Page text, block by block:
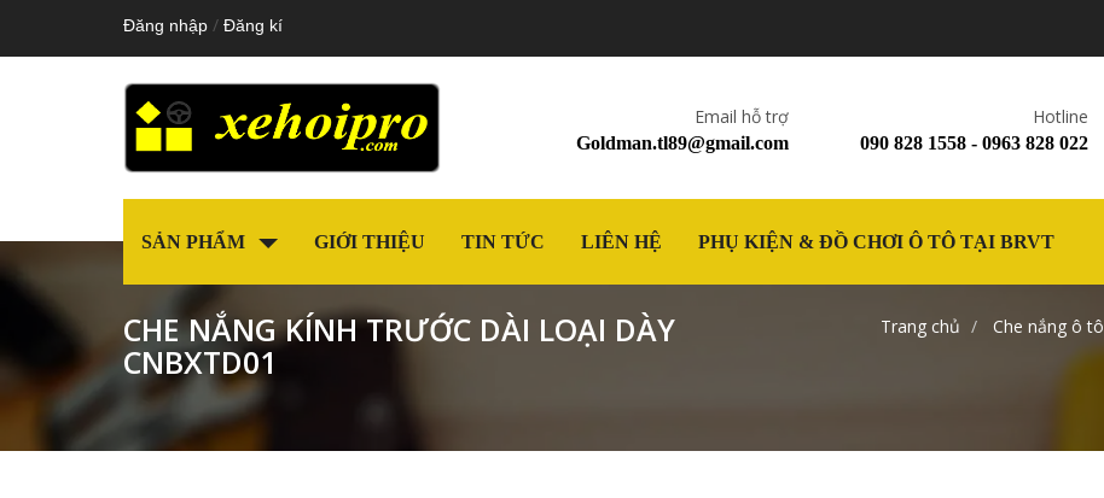
Đăng nhập / Đăng kí
Email hỗ trợ
Goldman.tl89@gmail.com
Hotline
090 828 1558 - 0963 828 022
SẢN PHẨM GIỚI THIỆU TIN TỨC LIÊN HỆ PHỤ KIỆN & ĐỒ CHƠI Ô TÔ TẠI BRVT
CHE NẮNG KÍNH TRƯỚC DÀI LOẠI DÀY
CNBXTD01
Trang chủ Che nắng ô tô